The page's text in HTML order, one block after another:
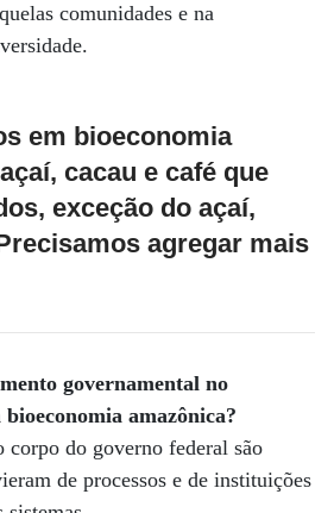
comunidades e na
em bioeconomia
cacau e café que
exceção do açaí,
agregar mais
governamental no
bioeconomia amazônica?
corpo do governo federal são
de processos e de instituições